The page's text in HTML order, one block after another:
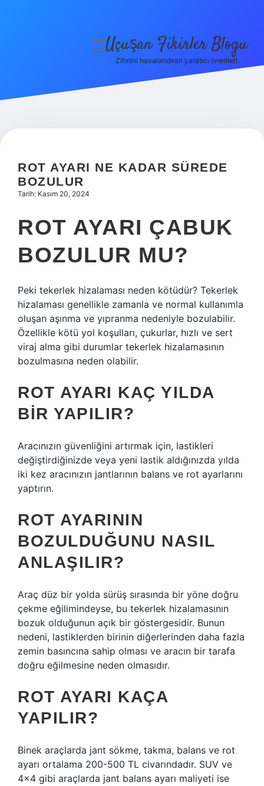
Hakkımızda
menüyü
Uçuşan Fikirler Blogu
Zihnini havalandıran yaratıcı öneriler!
ROT AYARI NE KADAR SÜREDE
BOZULUR
Tarih: Kasım 20, 2024
ROT AYARI ÇABUK
BOZULUR MU?
Peki tekerlek hizalaması neden kötüdür? Tekerlek
hizalaması genellikle zamanla ve normal kullanımla
oluşan aşınma ve yıpranma nedeniyle bozulabilir.
Özellikle kötü yol koşulları, çukurlar, hızlı ve sert
viraj alma gibi durumlar tekerlek hizalamasının
bozulmasına neden olabilir.
ROT AYARI KAÇ YILDA
BIR YAPILIR?
Aracınızın güvenliğini artırmak için, lastikleri
değiştirdiğinizde veya yeni lastik aldığınızda yılda
iki kez aracınızın jantlarının balans ve rot ayarlarını
yaptırın.
ROT AYARININ
BOZULDUĞUNU NASIL
ANLAŞILIR?
Araç düz bir yolda sürüş sırasında bir yöne doğru
çekme eğilimindeyse, bu tekerlek hizalamasının
bozuk olduğunun açık bir göstergesidir. Bunun
nedeni, lastiklerden birinin diğerlerinden daha fazla
zemin basıncına sahip olması ve aracın bir tarafa
doğru eğilmesine neden olmasıdır.
ROT AYARI KAÇA
YAPILIR?
Binek araçlarda jant sökme, takma, balans ve rot
ayarı ortalama 200-500 TL civarındadır. SUV ve
4×4 gibi araçlarda jant balans ayarı maliyeti ise